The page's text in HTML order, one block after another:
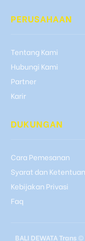
PERUSAHAAN
Tentang Kami
Hubungi Kami
Partner
Karir
DUKUNGAN
Cara Pemesanan
Syarat dan Ketentuan
Kebijakan Privasi
Faq
BALI DEWATA Trans ©